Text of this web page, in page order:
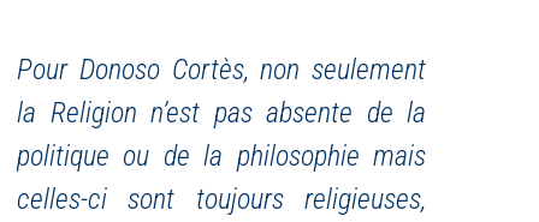
Pour Donoso Cortès, non seulement
la Religion n’est pas absente de la
politique ou de la philosophie mais
celles-ci sont toujours religieuses,